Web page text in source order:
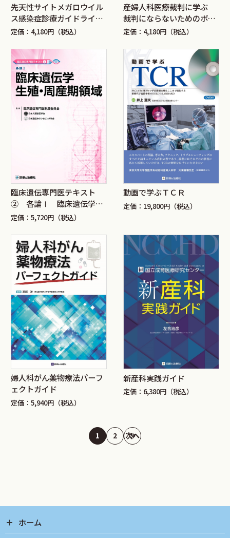
先天性サイトメガロウイル
ス感染症診療ガイドライン
2023
定価：4,180円（税込）
産婦人科医療裁判に学ぶ
裁判にならないためのポイ
ント
定価：4,180円（税込）
臨床遺伝専門医テキスト
② 各論Ⅰ 臨床遺伝学生
殖・周産期領域
定価：5,720円（税込）
動画で学ぶＴＣＲ
定価：19,800円（税込）
婦人科がん薬物療法パーフ
ェクトガイド
定価：5,940円（税込）
新産科実践ガイド
定価：6,380円（税込）
1 2 次へ
ホーム